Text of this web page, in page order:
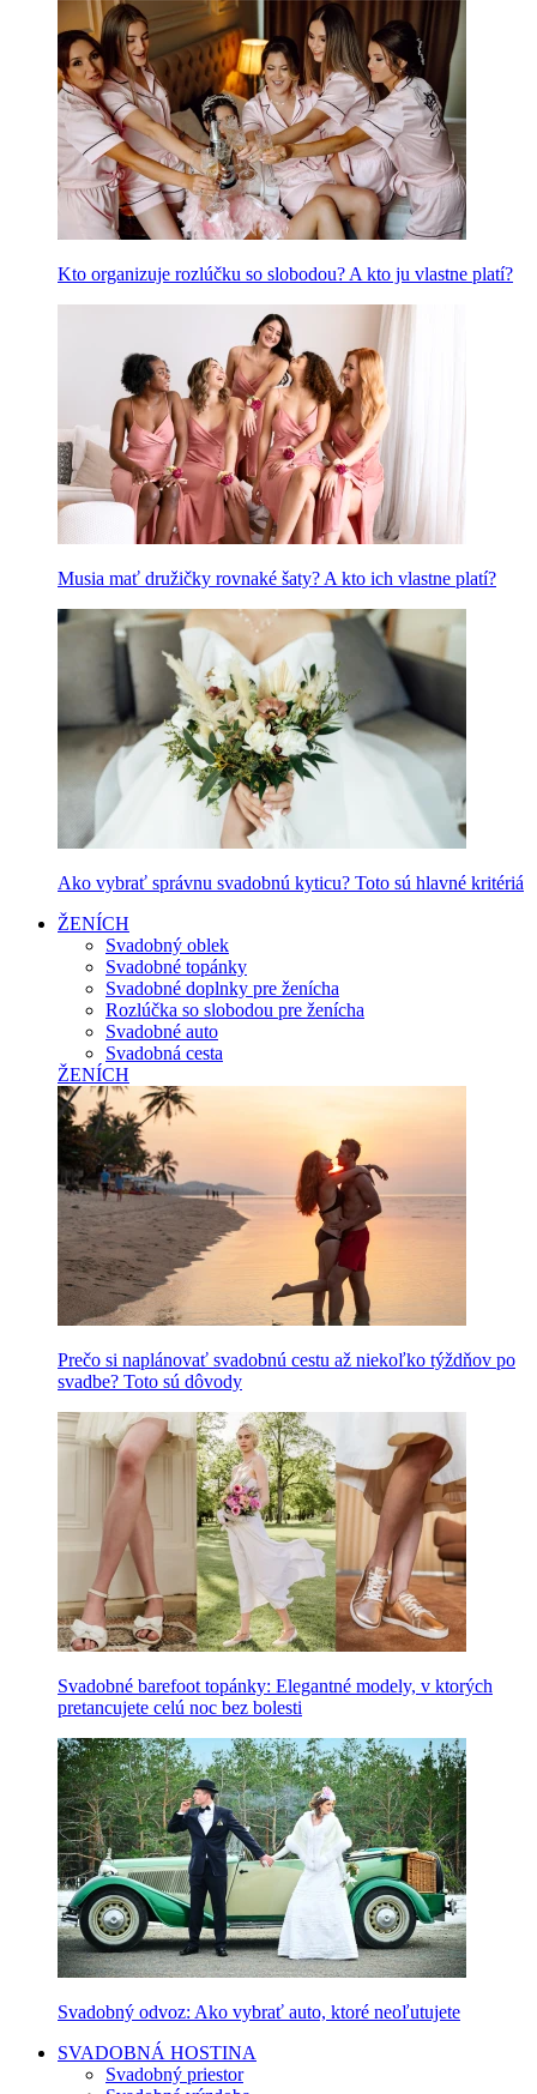
Kto organizuje rozlúčku so slobodou? A kto ju vlastne platí?
Musia mať družičky rovnaké šaty? A kto ich vlastne platí?
Ako vybrať správnu svadobnú kyticu? Toto sú hlavné kritériá
ŽENÍCH
Svadobný oblek
Svadobné topánky
Svadobné doplnky pre ženícha
Rozlúčka so slobodou pre ženícha
Svadobné auto
Svadobná cesta
ŽENÍCH
Prečo si naplánovať svadobnú cestu až niekoľko týždňov po
svadbe? Toto sú dôvody
Svadobné barefoot topánky: Elegantné modely, v ktorých
pretancujete celú noc bez bolesti
Svadobný odvoz: Ako vybrať auto, ktoré neoľutujete
SVADOBNÁ HOSTINA
Svadobný priestor